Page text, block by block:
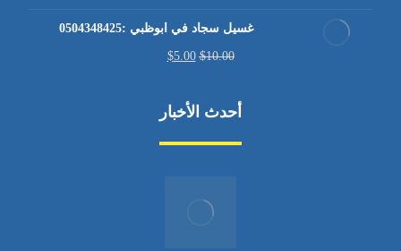
غسيل سجاد في ابوظبي :0504348425
$10.00
$5.00
أحدث الأخبار